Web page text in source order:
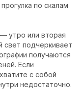
по скалам
утро или вторая
свет подчеркивает
получаются
Если
с собой
недостаточно.